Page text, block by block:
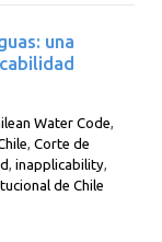
una
Water Code,
,Corte de
,inapplicability,
de Chile